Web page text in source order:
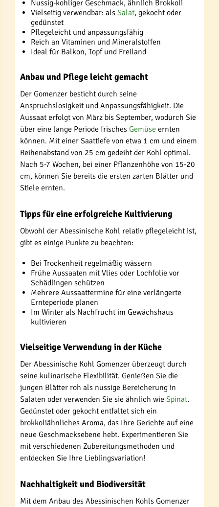
Nussig-kohliger Geschmack, ähnlich Brokkoli
Vielseitig verwendbar: als Salat, gekocht oder
gedünstet
Pflegeleicht und anpassungsfähig
Reich an Vitaminen und Mineralstoffen
Ideal für Balkon, Topf und Freiland
Anbau und Pflege leicht gemacht
Der Gomenzer besticht durch seine
Anspruchslosigkeit und Anpassungsfähigkeit. Die
Aussaat erfolgt von März bis September, wodurch Sie
über eine lange Periode frisches Gemüse ernten
können. Mit einer Saattiefe von etwa 1 cm und einem
Reihenabstand von 25 cm gedeiht der Kohl optimal.
Nach 5-7 Wochen, bei einer Pflanzenhöhe von 15-20
cm, können Sie bereits die ersten zarten Blätter und
Stiele ernten.
Tipps für eine erfolgreiche Kultivierung
Obwohl der Abessinische Kohl relativ pflegeleicht ist,
gibt es einige Punkte zu beachten:
Bei Trockenheit regelmäßig wässern
Frühe Aussaaten mit Vlies oder Lochfolie vor
Schädlingen schützen
Mehrere Aussaattermine für eine verlängerte
Ernteperiode planen
Im Winter als Nachfrucht im Gewächshaus
kultivieren
Vielseitige Verwendung in der Küche
Der Abessinische Kohl Gomenzer überzeugt durch
seine kulinarische Flexibilität. Genießen Sie die
jungen Blätter roh als nussige Bereicherung in
Salaten oder verwenden Sie sie ähnlich wie Spinat.
Gedünstet oder gekocht entfaltet sich ein
brokkoliähnliches Aroma, das Ihre Gerichte auf eine
neue Geschmacksebene hebt. Experimentieren Sie
mit verschiedenen Zubereitungsmethoden und
entdecken Sie Ihre Lieblingsvariation!
Nachhaltigkeit und Biodiversität
Mit dem Anbau des Abessinischen Kohls Gomenzer